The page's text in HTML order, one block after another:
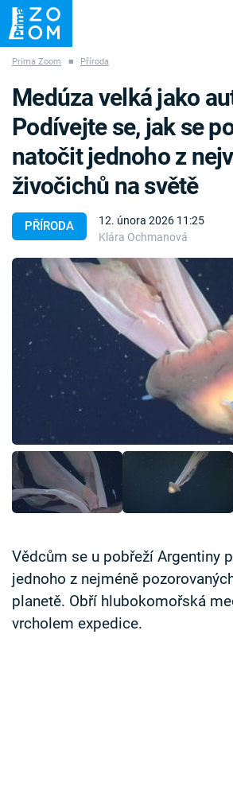
ZÁHADY VETŘELCI DÁVNOVĚKU
Témata
Témata
Pořady
TV Program
Časopis
Sledujte prima+
Přihlášení
Prima Zoom ■ Příroda
PŘÍRODA
12. února 2026 11:25
Klára Ochmanová
Medúza velká jako
Podívejte se, jak se
natočit jednoho z
živočichů na světě
Vědcům se u pobřeží Argentiny
jednoho z nejméně
planetě. Obří hlubokomořská
vrcholem expedice.